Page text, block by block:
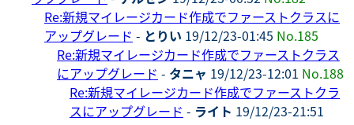
Re:新規マイレージカード作成でファーストクラスに
アップグレード - とりい 19/12/23-01:45 No.185
Re:新規マイレージカード作成でファーストクラス
にアップグレード - タニャ 19/12/23-12:01 No.188
Re:新規マイレージカード作成でファーストクラ
スにアップグレード - ライト 19/12/23-21:51